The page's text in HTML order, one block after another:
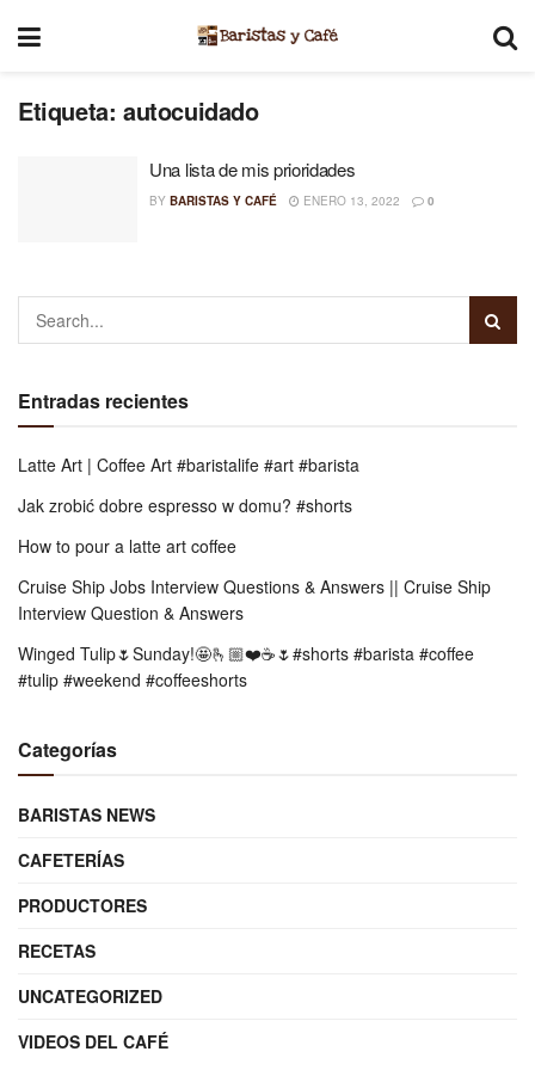
Etiqueta: autocuidado
Una lista de mis prioridades
BY BARISTAS Y CAFÉ ENERO 13, 2022 0
Entradas recientes
Latte Art | Coffee Art #baristalife #art #barista
Jak zrobić dobre espresso w domu? #shorts
How to pour a latte art coffee
Cruise Ship Jobs Interview Questions & Answers || Cruise Ship
Interview Question & Answers
Winged Tulip🌷Sunday!🤩🫰🏼❤️☕️🌷#shorts #barista #coffee
#tulip #weekend #coffeeshorts
Categorías
BARISTAS NEWS
CAFETERÍAS
PRODUCTORES
RECETAS
UNCATEGORIZED
VIDEOS DEL CAFÉ